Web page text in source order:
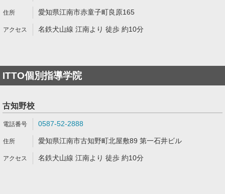
愛知県江南市赤童子町良原165
名鉄犬山線 江南より 徒歩 約10分
ITTO個別指導学院
古知野校
0587-52-2888
愛知県江南市古知野町北屋敷89 第一石井ビル
名鉄犬山線 江南より 徒歩 約10分